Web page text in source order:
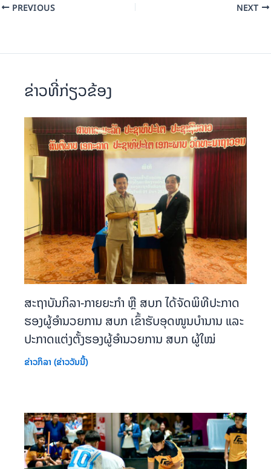
PREVIOUS NEXT
ຂ່າວທີ່ກ່ຽວຂ້ອງ
ສະຖາບັນກິລາ-ກາຍຍະກຳ ຫຼື ສບກ ໄດ້ຈັດພິທີປະກາດ
ຮອງຜູ້ອຳນວຍການ ສບກ ເຂົ້າຮັບອຸດໜູນບຳນານ ແລະ
ປະກາດແຕ່ງຕັ້ງຮອງຜູ້ອຳນວຍການ ສບກ ຜູ້ໃໝ່
ຂ່າວກິລາ (ຂ່າວວັນນີ້)